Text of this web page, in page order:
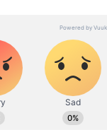
வச்ச